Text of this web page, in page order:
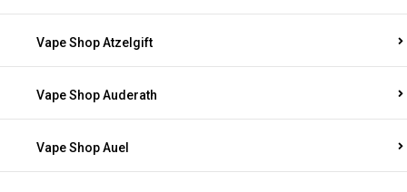
Vape Shop Atzelgift
Vape Shop Auderath
Vape Shop Auel